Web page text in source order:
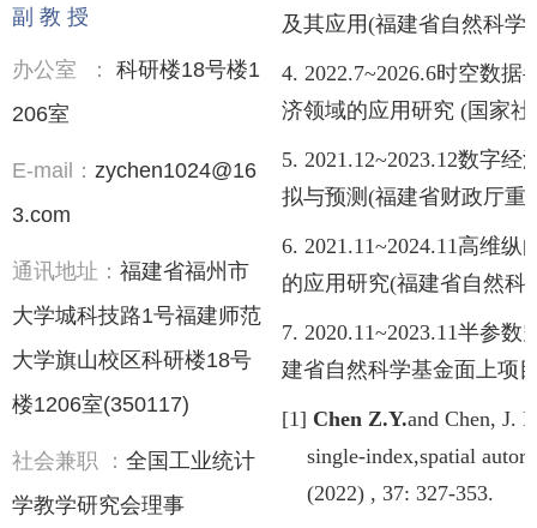
副 教 授
办公室 ： 科研楼18号楼1
206室
E-mail ： zychen1024@16
3.com
通讯地址： 福建省福州市
大学城科技路1号福建师范
大学旗山校区科研楼18号
楼1206室(350117)
社会兼职 ： 全国工业统计
学教学研究会理事
及其应用(福建省自然科学
4. 2022.7~2026.6时空数据
济领域的应用研究 (国家
5. 2021.12~2023.12数字经
拟与预测 (福建省财政厅重
6. 2021.11~2024.11 高维纵
的应用研究(福建省自然科
7. 2020.11~2023.11半参数
建省自然科学基金面上项
[1] Chen Z.Y.and Chen, J.
single-index,spatial
(2022) , 37: 327-353.